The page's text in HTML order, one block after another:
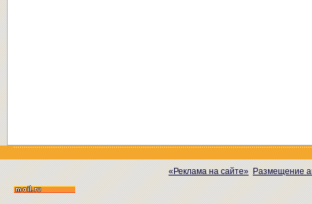
«Реклама на сайте» Размещение